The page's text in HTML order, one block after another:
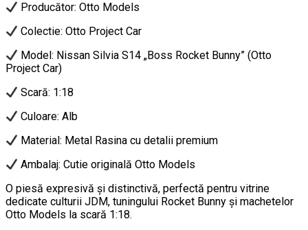
Producător: Otto Models
Colectie: Otto Project Car
Model: Nissan Silvia S14 „Boss Rocket Bunny” (Otto
Project Car)
Scară: 1:18
Culoare: Alb
Material: Metal Rasina cu detalii premium
Ambalaj: Cutie originală Otto Models
O piesă expresivă și distinctivă, perfectă pentru vitrine
dedicate culturii JDM, tuningului Rocket Bunny și machetelor
Otto Models la scară 1:18.